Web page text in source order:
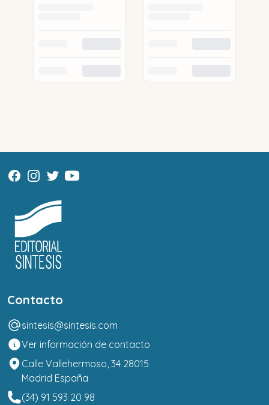
Contacto
sintesis@sintesis.com
Ver información de contacto
Calle Vallehermoso, 34 28015
Madrid España
(34) 91 593 20 98